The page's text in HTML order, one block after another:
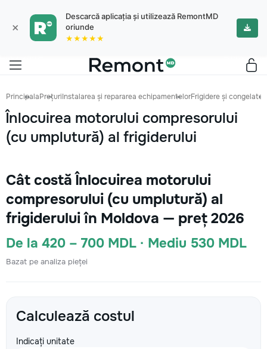
×
Descarcă aplicația și utilizează RemontMD
oriunde
★★★★★
PrincipalaPrețuriInstalarea și repararea echipamentelorFrigidere și
Înlocuirea motorului compresorului
(cu umplutură) al frigiderului
Cât costă Înlocuirea motorului
compresorului (cu umplutură) al
frigiderului în Moldova — preț 2026
De la 420 – 700 MDL · Mediu 530 MDL
Bazat pe analiza pieței
Calculează costul
Indicați unitate